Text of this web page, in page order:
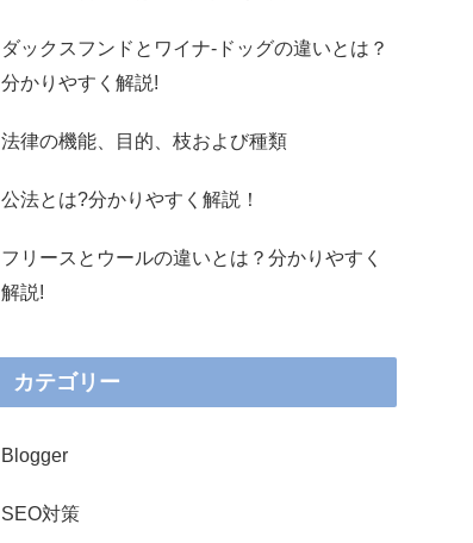
ダックスフンドとワイナ-ドッグの違いとは？
分かりやすく解説!
法律の機能、目的、枝および種類
公法とは?分かりやすく解説！
フリースとウールの違いとは？分かりやすく
解説!
カテゴリー
Blogger
SEO対策